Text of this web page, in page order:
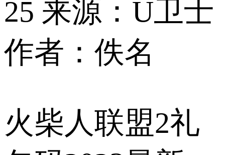
25 来源：U卫士
作者：佚名
火柴人联盟2礼